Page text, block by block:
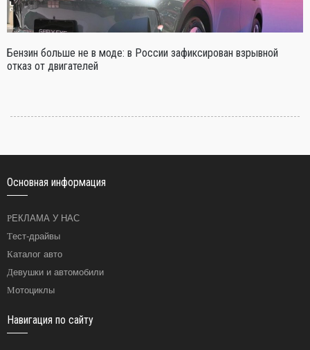
Бензин больше не в моде: в России зафиксирован взрывной
отказ от двигателей
Основная информация
РЕКЛАМА У НАС
Тест-драйвы
Каталог авто
Девушки и автомобили
Мотоциклы
Навигация по сайту